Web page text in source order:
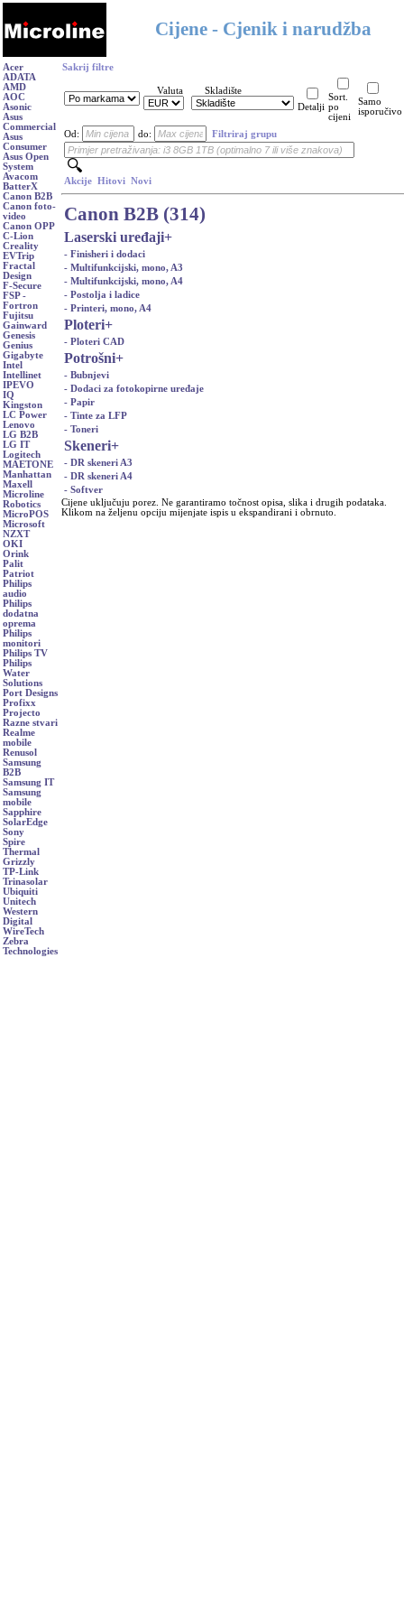
Cijene - Cjenik i narudžba
Acer
ADATA
AMD
AOC
Asonic
Asus
Commercial
Asus
Consumer
Asus Open
System
Avacom
BatterX
Canon B2B
Canon foto-
video
Canon OPP
C-Lion
Creality
EVTrip
Fractal
Design
F-Secure
FSP -
Fortron
Fujitsu
Gainward
Genesis
Genius
Gigabyte
Intel
Intellinet
IPEVO
IQ
Kingston
LC Power
Lenovo
LG B2B
LG IT
Logitech
MAETONE
Manhattan
Maxell
Microline
Robotics
MicroPOS
Microsoft
NZXT
OKI
Orink
Palit
Patriot
Philips
audio
Philips
dodatna
oprema
Philips
monitori
Philips TV
Philips
Water
Solutions
Port Designs
Profixx
Projecto
Razne stvari
Realme
mobile
Renusol
Samsung
B2B
Samsung IT
Samsung
mobile
Sapphire
SolarEdge
Sony
Spire
Thermal
Grizzly
TP-Link
Trinasolar
Ubiquiti
Unitech
Western
Digital
WireTech
Zebra
Technologies
Sakrij filtre
Valuta
Skladište
Detalji
Sort.
po
cijeni
Samo
isporučivo
Od: do: Filtriraj grupu
Akcije Hitovi Novi
Canon B2B (314)
Laserski uređaji+
- Finisheri i dodaci
- Multifunkcijski, mono, A3
- Multifunkcijski, mono, A4
- Postolja i ladice
- Printeri, mono, A4
Ploteri+
- Ploteri CAD
Potrošni+
- Bubnjevi
- Dodaci za fotokopirne uređaje
- Papir
- Tinte za LFP
- Toneri
Skeneri+
- DR skeneri A3
- DR skeneri A4
- Softver
Cijene uključuju porez. Ne garantiramo točnost opisa, slika i drugih podataka.
Klikom na željenu opciju mijenjate ispis u ekspandirani i obrnuto.